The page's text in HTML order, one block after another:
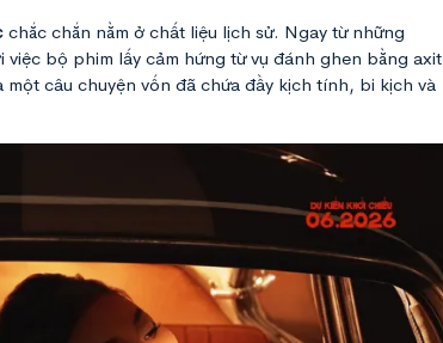
chắc chắn nằm ở chất liệu lịch sử. Ngay từ những
bộ phim lấy cảm hứng từ vụ đánh ghen bằng axit
câu chuyện vốn đã chứa đầy kịch tính, bi kịch và